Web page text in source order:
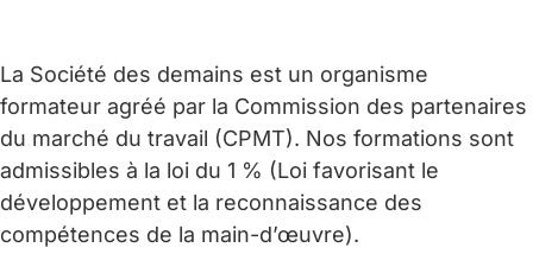
La Société des demains est un organisme
formateur agréé par la Commission des partenaires
du marché du travail (CPMT). Nos formations sont
admissibles à la loi du 1 % (Loi favorisant le
développement et la reconnaissance des
compétences de la main-d’œuvre).